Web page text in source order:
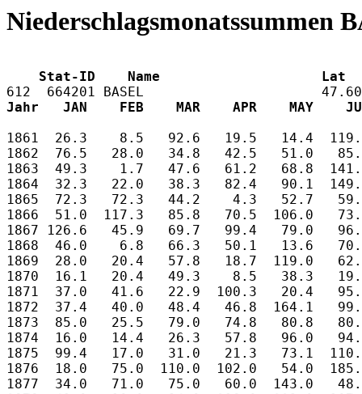
Niederschlagsmonatssummen
Stat-ID    Name                    Lat
Jahr   JAN    FEB    MAR    APR    MAY